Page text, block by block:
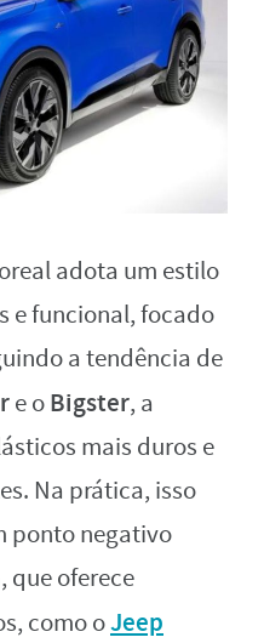
adota um estilo
e funcional, focado
a tendência de
e oBigster, a
mais duros e
Na prática, isso
ponto negativo
que oferece
como oJeep